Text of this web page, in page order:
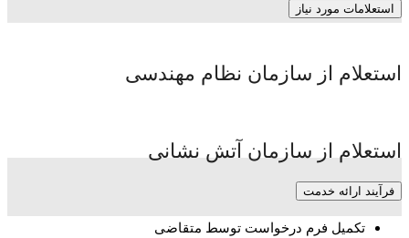
استعلامات مورد نیاز
استعلام از سازمان نظام مهندسی
استعلام از سازمان آتش نشانی
فرآیند ارائه خدمت
تکمیل فرم درخواست توسط متقاضی